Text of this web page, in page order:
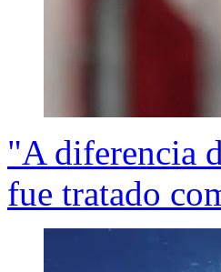
"A diferencia
fue tratado